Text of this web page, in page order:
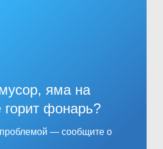
яма на
горит фонарь?
проблемой — сообщите о